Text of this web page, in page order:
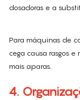
dosadoras e a
Para máquinas de
cega causa rasgos
mais aparas.
4.